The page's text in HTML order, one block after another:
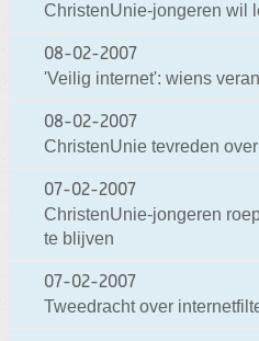
ChristenUnie-jongeren wil
08-02-2007
'Veilig internet': wiens
08-02-2007
ChristenUnie tevreden
07-02-2007
ChristenUnie-jongeren
te blijven
07-02-2007
Tweedracht over